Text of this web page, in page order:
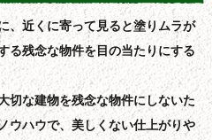
、近くに寄って見ると塗りムラが
る残念な物件を目の当たりにする
切な建物を残念な物件にしないた
ウハウで、美しくない仕上がりや